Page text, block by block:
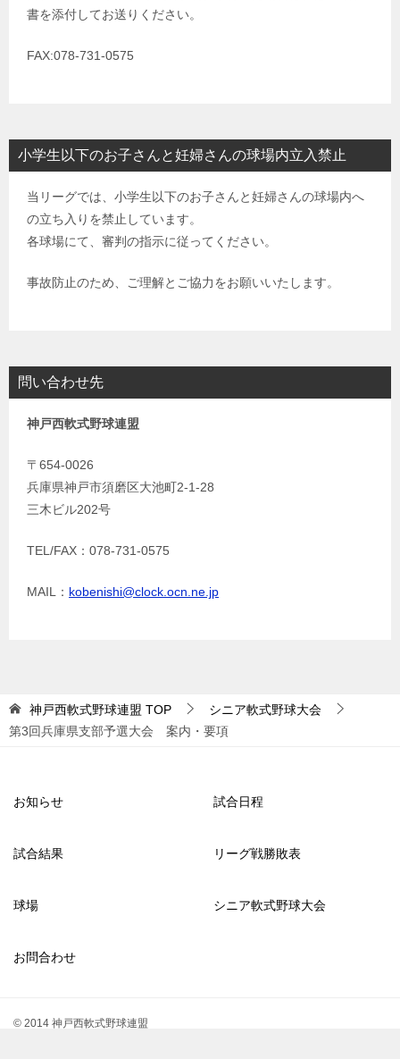
書を添付してお送りください。
FAX:078-731-0575
小学生以下のお子さんと妊婦さんの球場内立入禁止
当リーグでは、小学生以下のお子さんと妊婦さんの球場内へ
の立ち入りを禁止しています。
各球場にて、審判の指示に従ってください。
事故防止のため、ご理解とご協力をお願いいたします。
問い合わせ先
神戸西軟式野球連盟
〒654-0026
兵庫県神戸市須磨区大池町2-1-28
三木ビル202号
TEL/FAX：078-731-0575
MAIL： kobenishi@clock.ocn.ne.jp
神戸西軟式野球連盟 TOP
シニア軟式野球大会
第3回兵庫県支部予選大会 案内・要項
お知らせ 試合日程
試合結果 リーグ戦勝敗表
球場 シニア軟式野球大会
お問合わせ
© 2014 神戸西軟式野球連盟